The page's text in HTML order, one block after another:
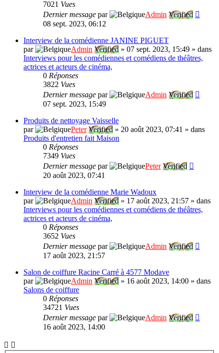
7021 Vues
Dernier message par Admin Verified
08 sept. 2023, 06:12
Interview de la comédienne JANINE PIGUET
par
Admin Verified » 07 sept. 2023, 15:49 » dans
Interviews pour les comédiennes et comédiens de théâtres,
actrices et acteurs de cinéma,
0 Réponses
3822 Vues
Dernier message par Admin Verified
07 sept. 2023, 15:49
Produits de nettoyage Vaisselle
par
Peter Verified » 20 août 2023, 07:41 » dans
Produits d'entretien fait Maison
0 Réponses
7349 Vues
Dernier message par Peter Verified
20 août 2023, 07:41
Interview de la comédienne Marie Wadoux
par
Admin Verified » 17 août 2023, 21:57 » dans
Interviews pour les comédiennes et comédiens de théâtres,
actrices et acteurs de cinéma,
0 Réponses
3652 Vues
Dernier message par Admin Verified
17 août 2023, 21:57
Salon de coiffure Racine Carré à 4577 Modave
par
Admin Verified » 16 août 2023, 14:00 » dans
Salons de coiffure
0 Réponses
34721 Vues
Dernier message par Admin Verified
16 août 2023, 14:00